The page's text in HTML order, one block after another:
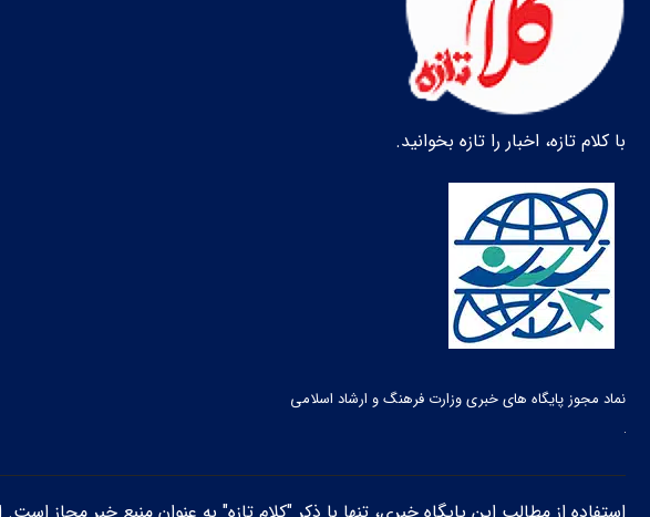
با کلام تازه، اخبار را تازه بخوانید.
نماد مجوز پایگاه های خبری وزارت فرهنگ و ارشاد اسلامی